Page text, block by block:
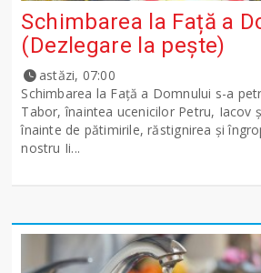
Schimbarea la Față a
(Dezlegare la peşte)
astăzi, 07:00
Schimbarea la Față a Domnului s-a
Tabor, înaintea ucenicilor Petru, Iacov
înainte de pătimirile, răstignirea și
nostru Ii...